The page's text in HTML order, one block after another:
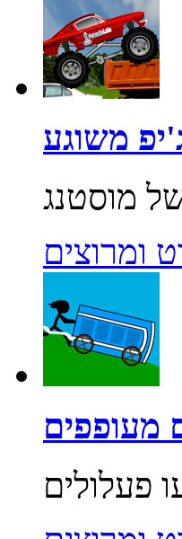
משוגע
ומרוצים
מעופפים